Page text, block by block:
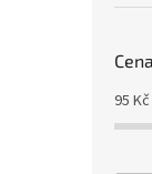
Cena
95 Kč